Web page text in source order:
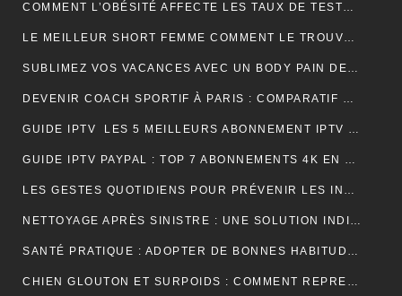
COMMENT L’OBÉSITÉ AFFECTE LES TAUX DE TESTOSTÉRONE ET LA LIBIDO MASCULINE
LE MEILLEUR SHORT FEMME COMMENT LE TROUVER RAPIDEMENT ET EFFICACEMENT
SUBLIMEZ VOS VACANCES AVEC UN BODY PAIN DE SUCRE PARFAIT POUR UN LOOK ÉLÉGANT EN VOYAGE
DEVENIR COACH SPORTIF À PARIS : COMPARATIF DES FORMATIONS CQP FITNESS
GUIDE IPTV LES 5 MEILLEURS ABONNEMENT IPTV FRANÇAIS 4K
GUIDE IPTV PAYPAL : TOP 7 ABONNEMENTS 4K EN FRANCE
LES GESTES QUOTIDIENS POUR PRÉVENIR LES INFECTIONS CHEZ LES VOLAILLES
NETTOYAGE APRÈS SINISTRE : UNE SOLUTION INDISPENSABLE POUR RETROUVER DES ESPACES SÛRS ET SALUBRES
SANTÉ PRATIQUE : ADOPTER DE BONNES HABITUDES AU QUOTIDIEN
CHIEN GLOUTON ET SURPOIDS : COMMENT REPRENDRE LE CONTRÔLE DES PORTIONS ?